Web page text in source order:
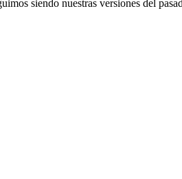
siendo nuestras versiones del